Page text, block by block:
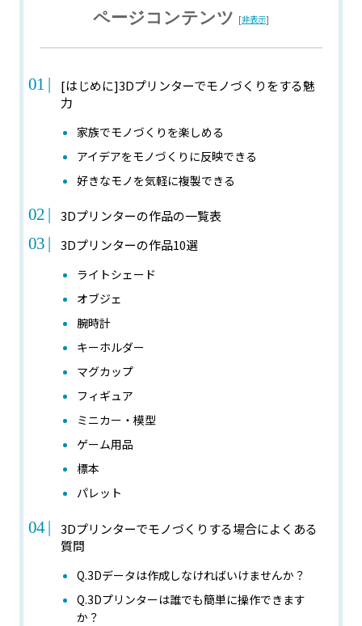
ページコンテンツ [非表示]
[はじめに]3Dプリンターでモノづくりをする魅
力
家族でモノづくりを楽しめる
アイデアをモノづくりに反映できる
好きなモノを気軽に複製できる
3Dプリンターの作品の一覧表
3Dプリンターの作品10選
ライトシェード
オブジェ
腕時計
キーホルダー
マグカップ
フィギュア
ミニカー・模型
ゲーム用品
標本
パレット
3Dプリンターでモノづくりする場合によくある
質問
Q.3Dデータは作成しなければいけませんか？
Q.3Dプリンターは誰でも簡単に操作できます
か？